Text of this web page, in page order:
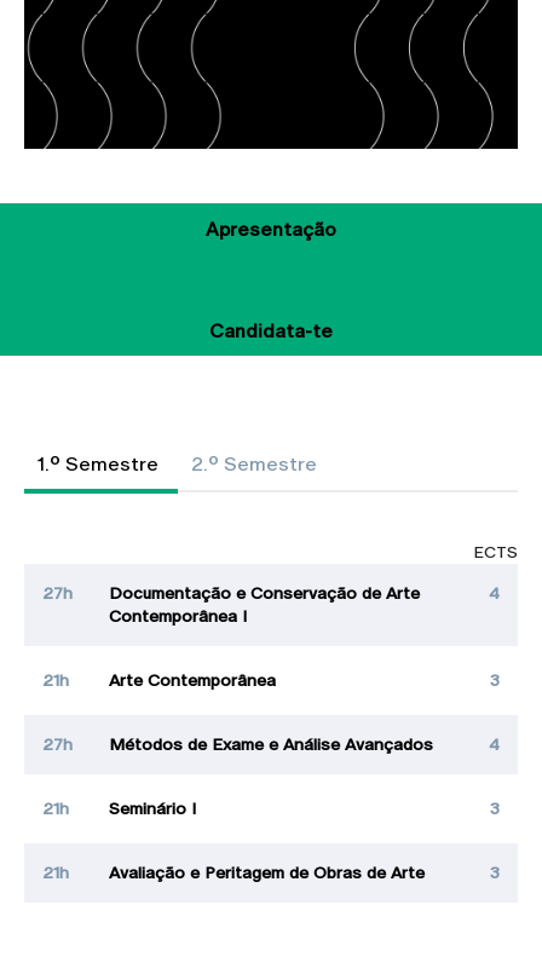
Apresentação
Candidata-te
1.º Semestre 2.º Semestre
ECTS
27h
Documentação e Conservação de Arte
Contemporânea I
4
21h Arte Contemporânea 3
27h Métodos de Exame e Análise Avançados 4
21h Seminário I 3
21h Avaliação e Peritagem de Obras de Arte 3